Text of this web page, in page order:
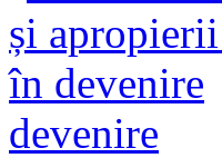
devenire